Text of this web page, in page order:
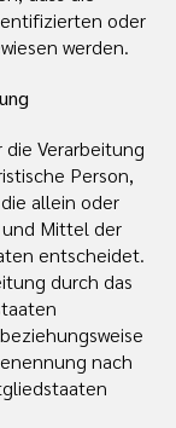
oder
werden.
Verarbeitung
Person,
allein oder
und Mittel der
entscheidet.
durch das
nach